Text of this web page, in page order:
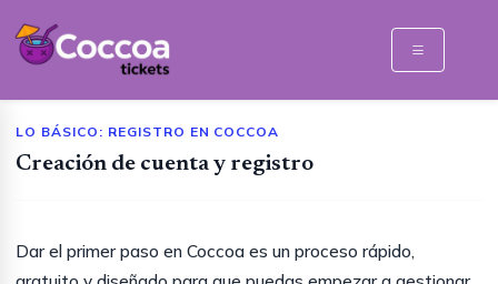
LO BÁSICO: REGISTRO EN COCCOA
Creación de cuenta y registro
Dar el primer paso en Coccoa es un proceso rápido,